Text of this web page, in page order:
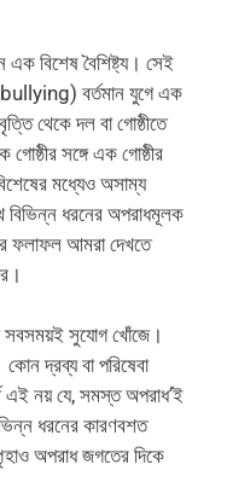
এক বিশেষ বৈশিষ্ট্য। সেই
বর্তমান যুগে এক
থেকে দল বা গোষ্ঠীতে
সঙ্গে এক গোষ্ঠীর
মধ্যেও অসাম্য
বিভিন্ন ধরনের অপরাধমূলক
ফলাফল আমরা দেখতে
সবসময়ই সুযোগ খোঁজে।
দ্রব্য বা পরিষেবা
এই নয় যে, সমস্ত অপরাধ’ই
ধরনের কারণবশত
অপরাধ জগতের দিকে